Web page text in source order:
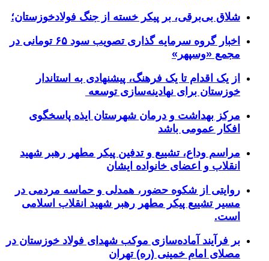
شلاق‌ بی‌برقی، بر پیکر خسته‌ از جنگ فولادخوزستان؛
اخبار گروه سرمایه گذاری تصویب سود ۶۵ تومانی در
مجمع «وسپهر»
از یک اقدام تا یک فرهنگ، پیشنهادی به استاندار
خوزستان برای نهادینه‌سازی توسعه
مرکز بهداشت و درمان شهرستان ایذه پاسخگوی
افکار عمومی باشد
مراسم وداع، تشییع و تدفین پیکر مطهر رهبر شهید
انقلاب و اعضای خانواده ایشان
روایتی از شکوه حضور، همدلی و حماسه مردمی در
مسیر تشییع پیکر مطهر رهبر شهید انقلاب اسلامی
است.
بر فرآیند آماده‌سازی موکب شهدای فولاد خوزستان در
مصلای امام خمینی (ره) تهران